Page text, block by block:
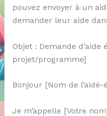
pouvez envoyer à un
demander leur aide
Objet : Demande
projet/programme]
Bonjour [Nom de
Je m’appelle [Votre